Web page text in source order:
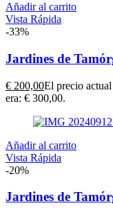
Añadir al carrito
Vista Rápida
-33%
Jardines de
€ 200,00El precio
era: € 300,00.
Añadir al carrito
Vista Rápida
-20%
Jardines de